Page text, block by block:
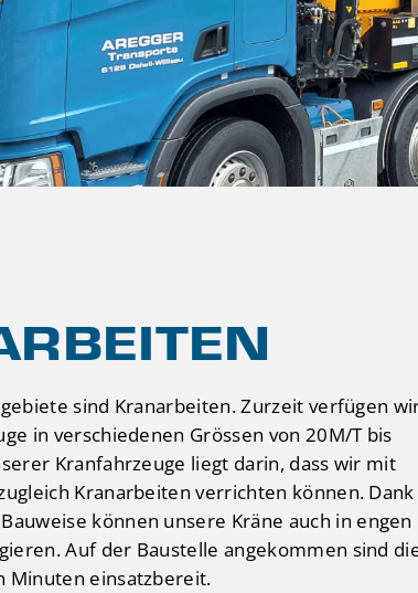
sind Kranarbeiten. Zurzeit verfügen
in verschiedenen Grössen von 20M/T bis
Kranfahrzeuge liegt darin, dass wir mit
Kranarbeiten verrichten können. Dank
können unsere Kräne auch in engen
Auf der Baustelle angekommen sind
Minuten einsatzbereit.